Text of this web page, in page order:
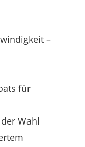
–
für
Wahl